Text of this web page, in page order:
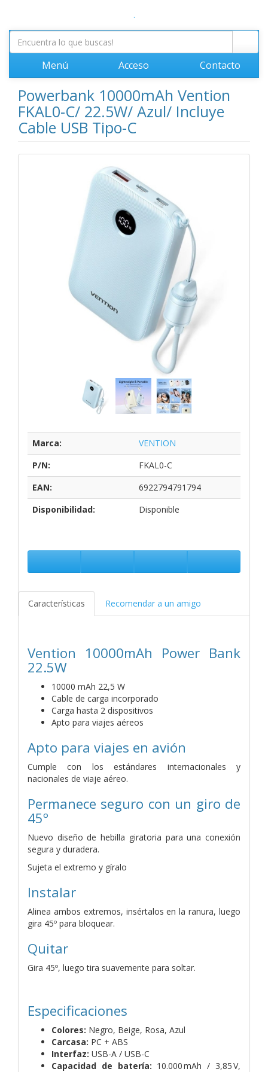
.
Menú Acceso Contacto
Powerbank 10000mAh Vention
FKAL0-C/ 22.5W/ Azul/ Incluye
Cable USB Tipo-C
Marca:
VENTION
P/N:
FKAL0-C
EAN:
6922794791794
Disponibilidad:
Disponible
Características Recomendar a un amigo
Vention 10000mAh Power Bank
22.5W
10000 mAh 22,5 W
Cable de carga incorporado
Carga hasta 2 dispositivos
Apto para viajes aéreos
Apto para viajes en avión
Cumple con los estándares internacionales y
nacionales de viaje aéreo.
Permanece seguro con un giro de
45º
Nuevo diseño de hebilla giratoria para una conexión
segura y duradera.
Sujeta el extremo y gíralo
Instalar
Alinea ambos extremos, insértalos en la ranura, luego
gira 45º para bloquear.
Quitar
Gira 45º, luego tira suavemente para soltar.
Especificaciones
Colores: Negro, Beige, Rosa, Azul
Carcasa: PC + ABS
Interfaz: USB-A / USB-C
Capacidad de batería: 10.000 mAh / 3,85 V,